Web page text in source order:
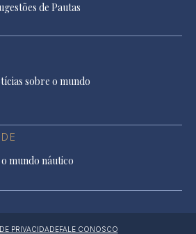
de Pautas
sobre o mundo
mundo náutico
PRIVACIDADEFALE CONOSCO